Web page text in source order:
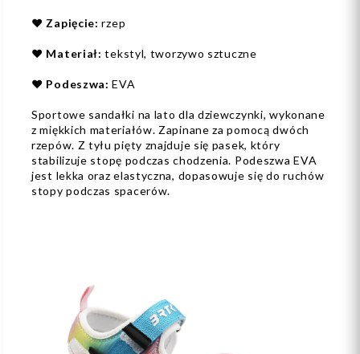
❤️ Zapięcie:rzep
❤️ Materiał: tekstyl, tworzywo sztuczne
❤️ Podeszwa:EVA
Sportowe sandałki na lato dla dziewczynki, wykonane
z miękkich materiałów. Zapinane za pomocą dwóch
rzepów. Z tyłu pięty znajduje się pasek, który
stabilizuje stopę podczas chodzenia. Podeszwa EVA
jest lekka oraz elastyczna, dopasowuje się do ruchów
stopy podczas spacerów.